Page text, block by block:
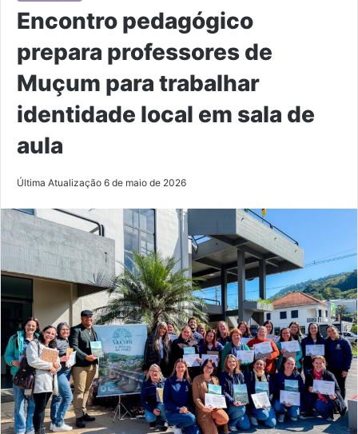
Encontro pedagógico
prepara professores de
Muçum para trabalhar
identidade local em sala de
aula
Última Atualização 6 de maio de 2026